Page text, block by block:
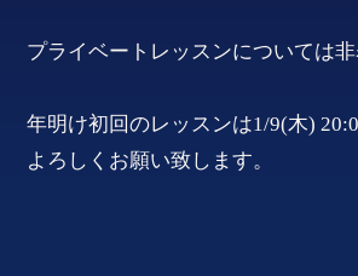
プライベートレッスンについては非
年明け初回のレッスンは1/9(木)
よろしくお願い致します。